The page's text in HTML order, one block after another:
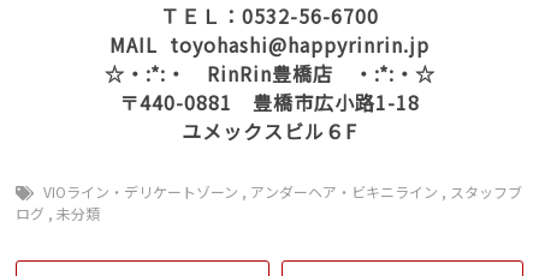
ＴＥＬ：0532-56-6700
MAIL toyohashi@happyrinrin.jp
☆・:*:・ RinRin豊橋店 ・:*:・☆
〒440-0881 豊橋市広小路1-18
ユメックスビル６F
VIOライン・デリケートゾーン , アンダーヘア・ビキニライン , スタッフブ
ログ ,未分類